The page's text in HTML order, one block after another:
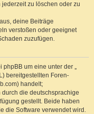
zu löschen oder zu
deine Beiträge
verstoßen oder geeignet
zuzufügen.
um eine unter der „
bereitgestellten Foren-
handelt;
die deutschsprachige
gestellt. Beide haben
die Software verwendet wird.